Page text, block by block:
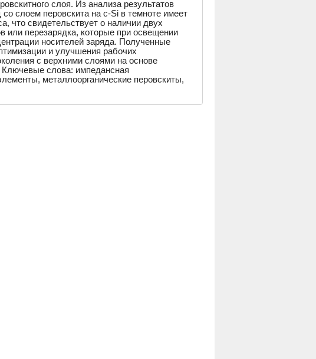
слоя. Из анализа результатов
слоем перовскита на c-Si в темноте имеет
что свидетельствует о наличии двух
или перезарядка, которые при освещении
носителей заряда. Полученные
и улучшения рабочих
с верхними слоями на основе
Ключевые слова: импедансная
металлоорганические перовскиты,